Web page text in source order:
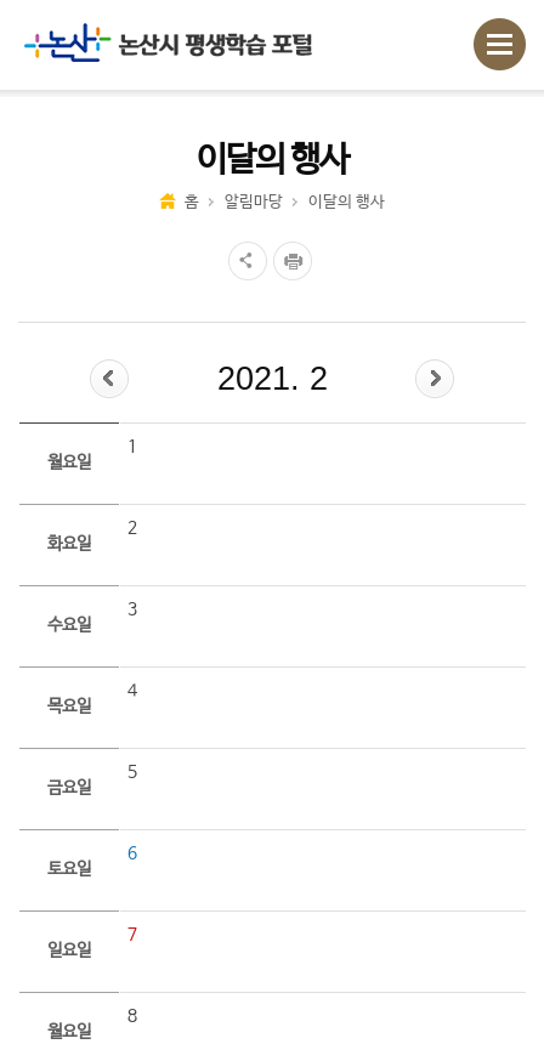
이달의 행사
홈 알림마당 이달의 행사
2021. 2
월요일
1
화요일
2
수요일
3
목요일
4
금요일
5
토요일
6
일요일
7
월요일
8